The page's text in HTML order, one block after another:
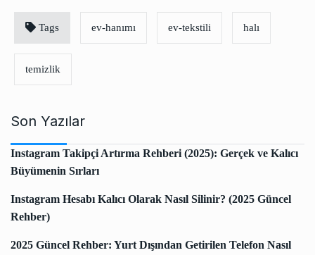
Tags ev-hanımı ev-tekstili halı
temizlik
Son Yazılar
Instagram Takipçi Artırma Rehberi (2025): Gerçek ve Kalıcı
Büyümenin Sırları
Instagram Hesabı Kalıcı Olarak Nasıl Silinir? (2025 Güncel
Rehber)
2025 Güncel Rehber: Yurt Dışından Getirilen Telefon Nasıl